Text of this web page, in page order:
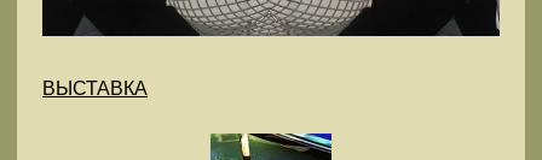
ВЫСТАВКА